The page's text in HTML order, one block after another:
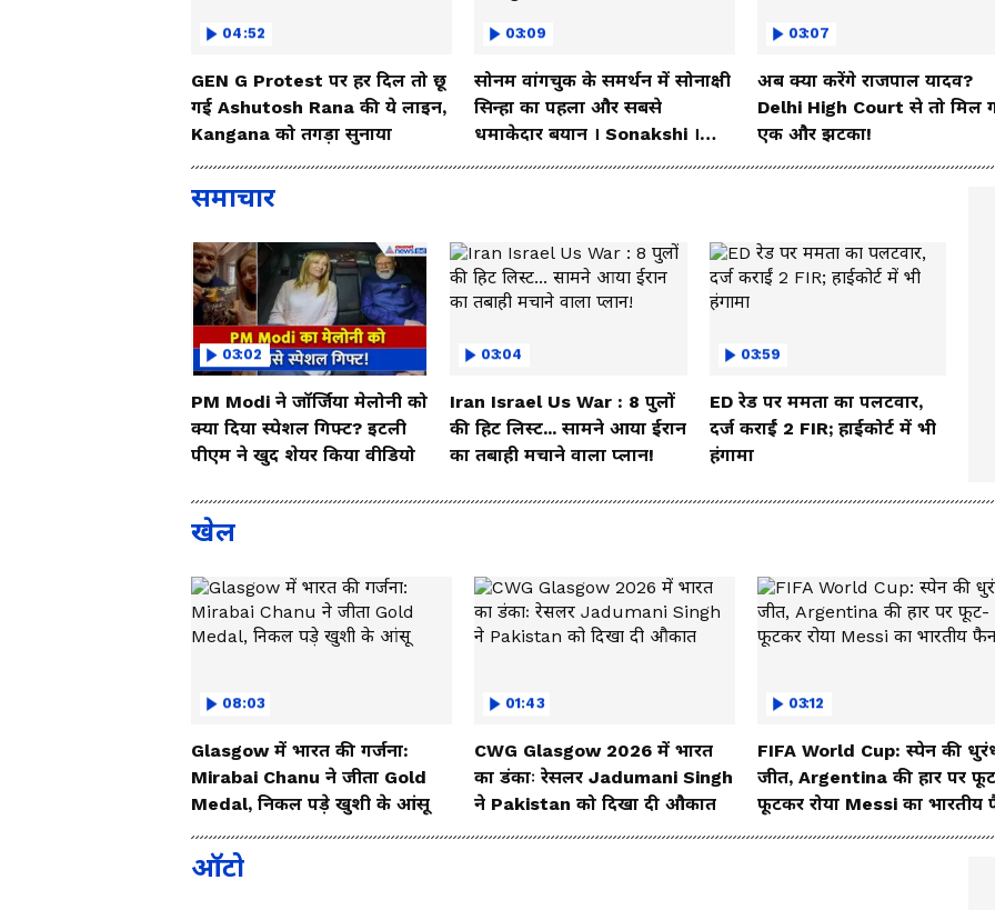
04:52
GEN G Protest पर हर दिल तो छू
गई Ashutosh Rana की ये लाइन,
Kangana को तगड़ा सुनाया
03:09
सोनम वांगचुक के समर्थन में सोनाक्षी
सिन्हा का पहला और सबसे
धमाकेदार बयान । Sonakshi ।
Sonam wangchuk
03:07
अब क्या करेंगे राजपाल यादव?
Delhi High Court से तो मिल
एक और झटका!
समाचार
03:02
PM Modi ने जॉर्जिया मेलोनी को
क्या दिया स्पेशल गिफ्ट? इटली
पीएम ने खुद शेयर किया वीडियो
03:04
Iran Israel Us War : 8 पुलों
की हिट लिस्ट... सामने आया ईरान
का तबाही मचाने वाला प्लान!
03:59
ED रेड पर ममता का पलटवार,
दर्ज कराईं 2 FIR; हाईकोर्ट में भी
हंगामा
खेल
08:03
Glasgow में भारत की गर्जना:
Mirabai Chanu ने जीता Gold
Medal, निकल पड़े खुशी के आंसू
01:43
CWG Glasgow 2026 में भारत
का डंकाः रेसलर Jadumani Singh
ने Pakistan को दिखा दी औकात
03:12
FIFA World Cup: स्पेन की
जीत, Argentina की हार पर
फूटकर रोया Messi का भारतीय
ऑटो